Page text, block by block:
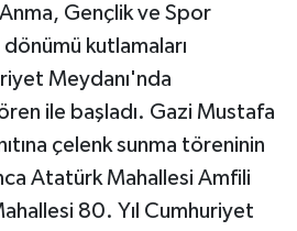
Gençlik ve Spor
dönümü kutlamaları
Meydanı'nda
ile başladı. Gazi Mustafa
çelenk sunma töreninin
Atatürk Mahallesi Amfili
80. Yıl Cumhuriyet